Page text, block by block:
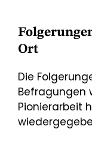
Ort
Die
Befragungen
Pionierarbeit